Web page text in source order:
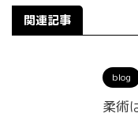
関連記事
blog
柔術